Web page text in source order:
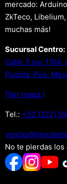
mercado:
ZkTeco,
muchas más!
Sucursal Centro:
Calle 3 sur 1104,
Puebla, Pue.
[Ver mapa.]
Tel.: +52 (222)
No te pierdas